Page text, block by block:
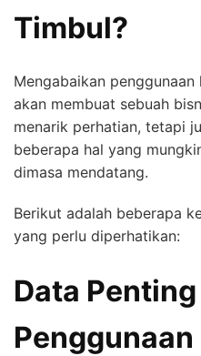
Timbul?
Mengabaikan
akan membuat sebuah
menarik perhatian, tetapi
beberapa hal yang
dimasa mendatang.
Berikut adalah beberapa
yang perlu diperhatikan:
Data